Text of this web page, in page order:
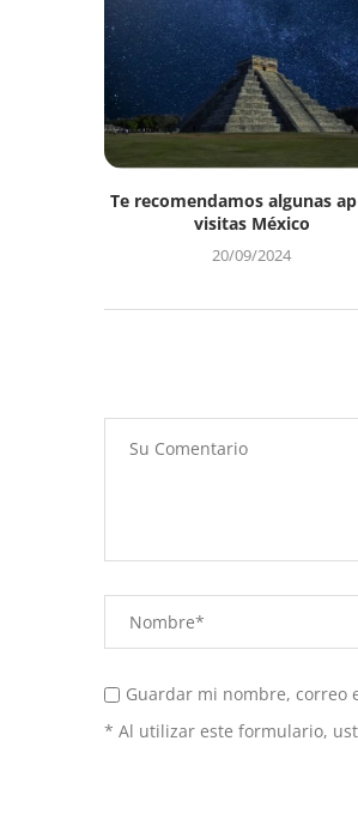
Te recomendamos algunas
visitas México
20/09/2024
Guardar mi nombre, correo
* Al utilizar este formulario,